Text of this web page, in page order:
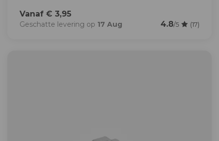
Vanaf € 3,95
Geschatte levering op 17 Aug 4.8/5 (17)